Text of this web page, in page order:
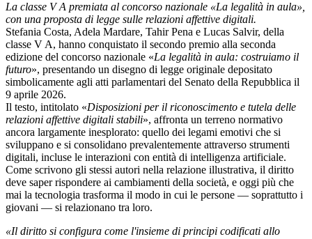
La classe V A premiata al concorso nazionale «La legalità in aula»,
con una proposta di legge sulle relazioni affettive digitali.
Stefania Costa, Adela Mardare, Tahir Pena e Lucas Salvir, della
classe V A, hanno conquistato il secondo premio alla seconda
edizione del concorso nazionale «La legalità in aula: costruiamo il
futuro», presentando un disegno di legge originale depositato
simbolicamente agli atti parlamentari del Senato della Repubblica il
9 aprile 2026.
Il testo, intitolato «Disposizioni per il riconoscimento e tutela delle
relazioni affettive digitali stabili», affronta un terreno normativo
ancora largamente inesplorato: quello dei legami emotivi che si
sviluppano e si consolidano prevalentemente attraverso strumenti
digitali, incluse le interazioni con entità di intelligenza artificiale.
Come scrivono gli stessi autori nella relazione illustrativa, il diritto
deve saper rispondere ai cambiamenti della società, e oggi più che
mai la tecnologia trasforma il modo in cui le persone — soprattutto i
giovani — si relazionano tra loro.
«Il diritto si configura come l'insieme di principi codificati allo